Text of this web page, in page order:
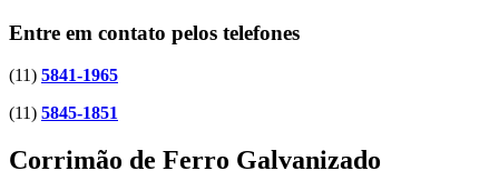
Entre em contato pelos telefones
(11) 5841-1965
(11) 5845-1851
Corrimão de Ferro Galvanizado